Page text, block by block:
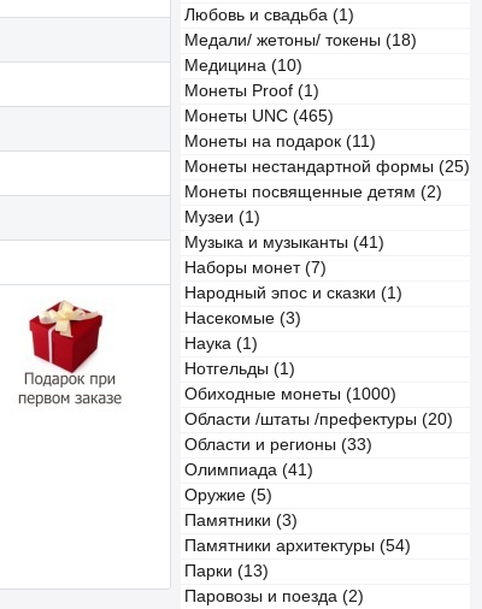
Любовь и свадьба (1)
Медали/ жетоны/ токены (18)
Медицина (10)
Монеты Proof (1)
Монеты UNC (465)
Монеты на подарок (11)
Монеты нестандартной формы (25)
Монеты посвященные детям (2)
Музеи (1)
Музыка и музыканты (41)
Наборы монет (7)
Народный эпос и сказки (1)
Насекомые (3)
Наука (1)
Нотгельды (1)
Обиходные монеты (1000)
Области /штаты /префектуры (20)
Области и регионы (33)
Олимпиада (41)
Оружие (5)
Памятники (3)
Памятники архитектуры (54)
Парки (13)
Паровозы и поезда (2)